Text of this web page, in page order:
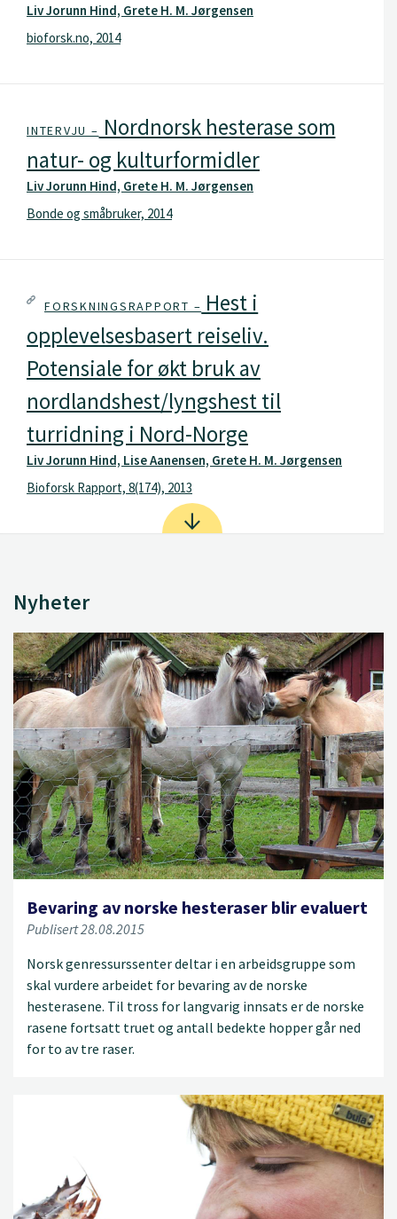
Liv Jorunn Hind, Grete H. M. Jørgensen
bioforsk.no, 2014
INTERVJU – Nordnorsk hesterase som
natur- og kulturformidler
Liv Jorunn Hind, Grete H. M. Jørgensen
Bonde og småbruker, 2014
FORSKNINGSRAPPORT – Hest i
opplevelsesbasert reiseliv.
Potensiale for økt bruk av
nordlandshest/lyngshest til
turridning i Nord-Norge
Liv Jorunn Hind, Lise Aanensen, Grete H. M. Jørgensen
Bioforsk Rapport, 8(174), 2013
Nyheter
Bevaring av norske hesteraser blir evaluert
Publisert 28.08.2015
Norsk genressurssenter deltar i en arbeidsgruppe som
skal vurdere arbeidet for bevaring av de norske
hesterasene. Til tross for langvarig innsats er de norske
rasene fortsatt truet og antall bedekte hopper går ned
for to av tre raser.